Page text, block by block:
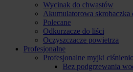
Wycinak do chwastów
Akumulatorowa skrobaczka
Polecane
Odkurzacze do liści
Oczyszczacze powietrza
Profesjonalne
Profesjonalne myjki
Bez podgrzewania